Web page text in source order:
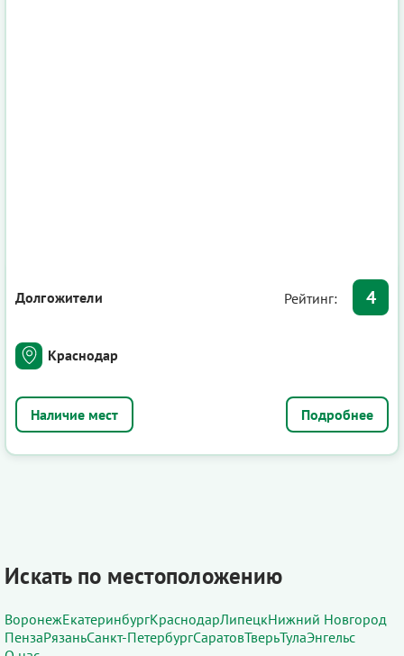
Долгожители Рейтинг: 4
Краснодар
Подробнее
Искать по местоположению
ВоронежЕкатеринбургКраснодарЛипецкНижний Новгород
ПензаРязаньСанкт-ПетербургСаратовТверьТулаЭнгельс